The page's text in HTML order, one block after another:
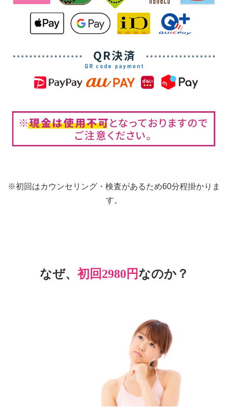
※初回はカウンセリング・検査があるため60分程掛かりま
す。
なぜ、 初回2980円なのか？